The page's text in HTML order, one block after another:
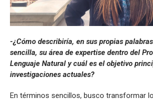
-¿Cómo describiría, en sus propias
sencilla, su área de expertise dentro del
Lenguaje Natural y cuál es el objetivo
investigaciones actuales?
En términos sencillos, busco transformar